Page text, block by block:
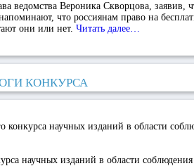
ведомства Вероника Скворцова, заявив,
что россиянам право на
они или нет. Читать далее…
КОНКУРСА
конкурса научных изданий в области
научных изданий в области